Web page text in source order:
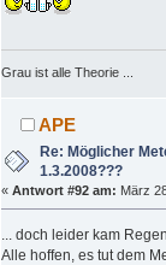
Grau ist alle Theorie ...
APE
Re: Möglicher
1.3.2008???
« Antwort #92 am: März
... doch leider kam
Alle hoffen, es tut dem